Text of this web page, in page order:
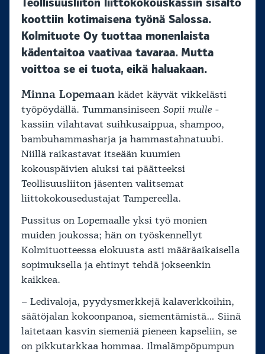
koottiin kotimaisena työnä Salossa.
Kolmituote Oy tuottaa monenlaista
kädentaitoa vaativaa tavaraa. Mutta
voittoa se ei tuota, eikä haluakaan.
Minna Lopemaan kädet käyvät vikkelästi
työpöydällä. Tummansiniseen Sopii mulle -
kassiin vilahtavat suihkusaippua, shampoo,
bambuhammasharja ja hammastahnatuubi.
Niillä raikastavat itseään kuumien
kokouspäivien aluksi tai päätteeksi
Teollisuusliiton jäsenten valitsemat
liittokokousedustajat Tampereella.
Pussitus on Lopemaalle yksi työ monien
muiden joukossa; hän on työskennellyt
Kolmituotteessa elokuusta asti määräaikaisella
sopimuksella ja ehtinyt tehdä jokseenkin
kaikkea.
– Ledivaloja, pyydysmerkkejä kalaverkkoihin,
säätöjalan kokoonpanoa, siementämistä… Siinä
laitetaan kasvin siemeniä pieneen kapseliin, se
on pikkutarkkaa hommaa. Ilmalämpöpumpun